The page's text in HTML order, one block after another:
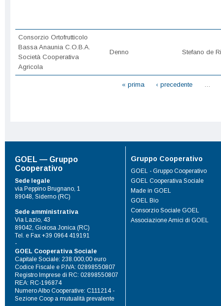
Consorzio Ortofrutticolo
Bassa Anaunia C.O.B.A.
Società Cooperativa
Agricola
Denno Stefano de
« prima ‹ precedente
GOEL — Gruppo
Cooperativo
Sede legale
via Peppino Brugnano, 1
89048, Siderno (RC)
Sede amministrativa
Via Lazio, 43
89042, Gioiosa Jonica (RC)
Tel. e Fax +39 0964 419191
-
GOEL Cooperativa Sociale
Capitale Sociale: 238.000,00 euro
Codice Fiscale e P.IVA: 02898550807
Registro Imprese di RC: 02898550807
REA: RC-196874
Numero Albo Cooperative: C111214 -
Sezione Coop a mutualità prevalente
Gruppo Cooperativo
GOEL - Gruppo Cooperativo
GOEL Cooperativa Sociale
Made in GOEL
GOEL Bio
Consorzio Sociale GOEL
Associazione Amici di GOEL